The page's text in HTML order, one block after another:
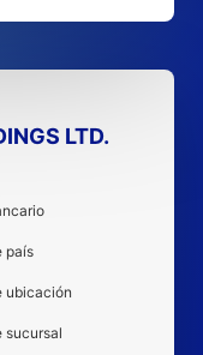
LTD.
país
ubicación
sucursal